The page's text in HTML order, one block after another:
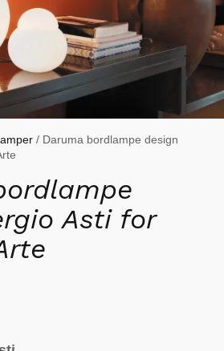
/ Daruma bordlampe design
Asti for